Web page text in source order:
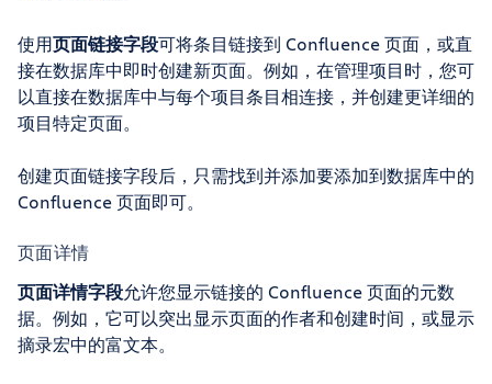
使用页面链接字段可将条目链接到 Confluence 页面，或直
接在数据库中即时创建新页面。例如，在管理项目时，您可
以直接在数据库中与每个项目条目相连接，并创建更详细的
项目特定页面。
创建页面链接字段后，只需找到并添加要添加到数据库中的
Confluence 页面即可。
页面详情
页面详情字段允许您显示链接的 Confluence 页面的元数
据。例如，它可以突出显示页面的作者和创建时间，或显示
摘录宏中的富文本。